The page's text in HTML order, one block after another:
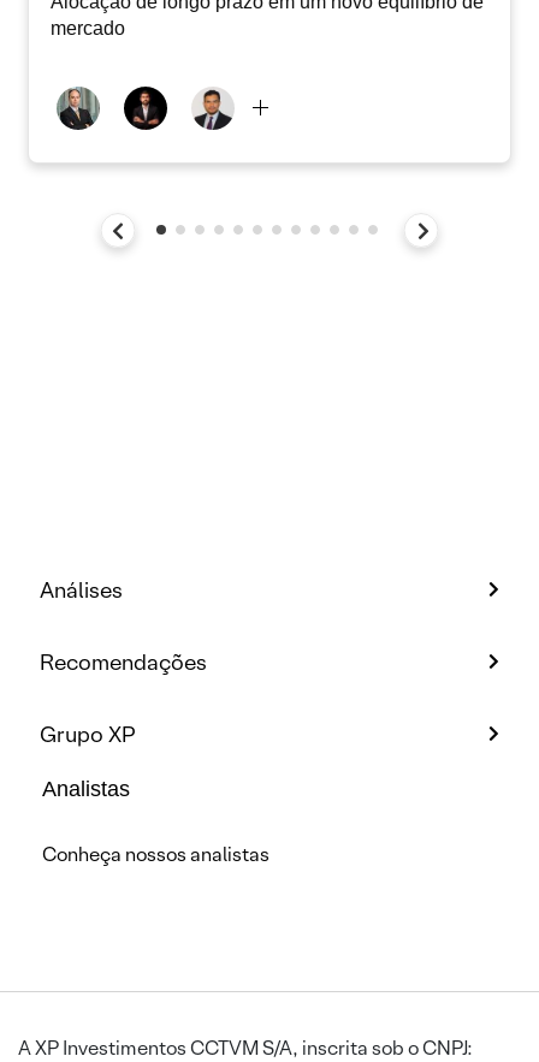
mercado
Análises
Recomendações
Grupo XP
Analistas
Conheça nossos analistas
A XP Investimentos CCTVM S/A, inscrita sob o CNPJ: